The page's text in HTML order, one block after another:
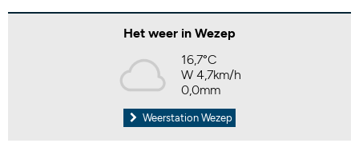
Het weer in Wezep
16,7°C
W 4,7km/h
0,0mm
Weerstation Wezep